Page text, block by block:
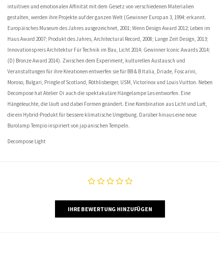
intuitiven und emotionalen Affinität mit dem Gesetz von verschiedenen Materialien
gestalten, werden ihre Projekte auf der ganzen Welt (Gewinner Europan 3, 1994; erkannt.
Europäisches Museum des Jahres ausgezeichnet, 2001; Wenn Design Award 2012; Leben im
Haus Award 2007; Produkt des Jahres, Architectural Record, 2008; Lange Zeit Design, 2013;
Innovationspreis Architektur Für Technik im Bau, Licht 2014; Gewinner Iconic Awards 2014;
(D) Bronze Award 2014). Zwischen dem Experiment, kulturellen Austausch und
Veranstaltungen für ihre Kreationen entwerfen sie für BB & B Italia, Driade, Foscarini,
Moroso, Bulgari, Pringle of Scotland, Röthlisberger, USM, Victorinox und Louis Vuitton. Neben
Decompose hat Atelier Oi auch die spektakuläre Hängelampe Les entworfen. Eine
Hängeleuchte, die läuft und dabei Formen geändert. Eine Kombination aus Licht und Luft,
die ein Hybrid-Produkt für bessere klimatische Umgebung. Darüber hinaus eine neue
Burolamp Tempio inspiriert von japanischen Tempeln.
Decompose Light
IHRE BEWERTUNG HINZUFÜGEN